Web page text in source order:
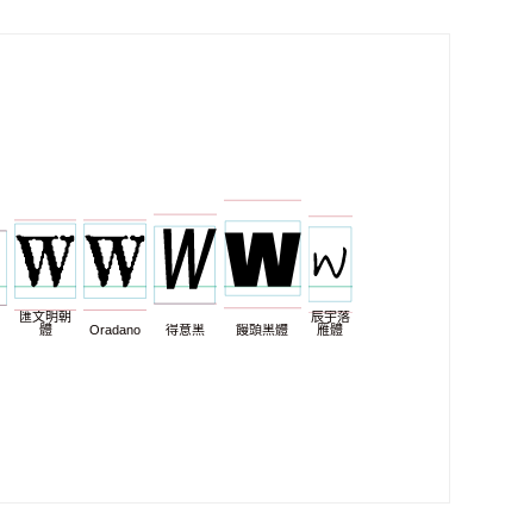
匯文明朝
體
Oradano 得意黑 饅頭黑體
辰宇落
雁體